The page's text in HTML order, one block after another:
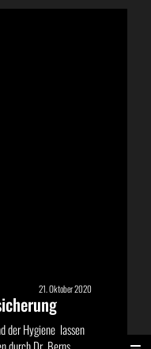
21. Oktober 2020
der Hygiene lassen